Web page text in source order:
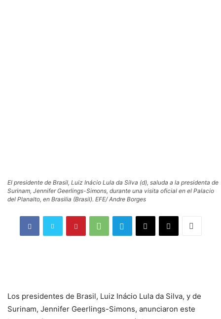
El presidente de Brasil, Luiz Inácio Lula da Silva (d), saluda a la presidenta de
Surinam, Jennifer Geerlings-Simons, durante una visita oficial en el Palacio
del Planalto, en Brasilia (Brasil). EFE/ Andre Borges
Los presidentes de Brasil, Luiz Inácio Lula da Silva, y de
Surinam, Jennifer Geerlings-Simons, anunciaron este